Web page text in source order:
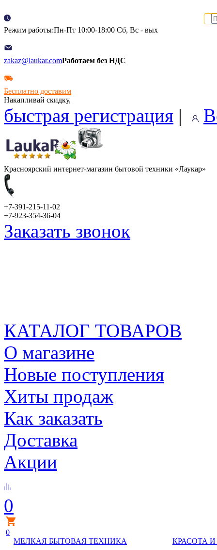
Режим работы:Пн-Пт 10:00-18:00 Сб, Вс - вых
zakaz@laukar.comРаботаем без НДС
Бесплатно доставим
Накапливай скидку,
быстрая регистрация |
Красноярский интернет-магазин бытовой техники «Лаукар»
+7-391-215-11-02
+7-923-354-36-04
Заказать звонок
КАТАЛОГ ТОВАРОВ
О магазине
Новые поступления
Хиты продаж
Как заказать
Доставка
Акции
0
0
МЕЛКАЯ БЫТОВАЯ ТЕХНИКА
КРАСОТА И